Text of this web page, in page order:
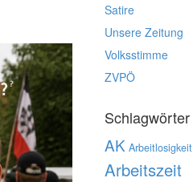
Satire
Unsere Zeitung
Volksstimme
ZVPÖ
Schlagwörter
AK Arbeitlosigkeit
Arbeitszeit